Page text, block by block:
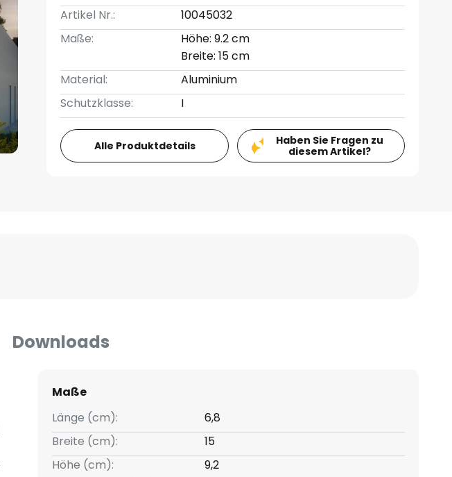
Artikel Nr.:
10045032
Maße:
Höhe: 9.2 cm
Breite: 15 cm
Material:
Aluminium
Schutzklasse:
I
Alle Produktdetails
Haben Sie Fragen zu
diesem Artikel?
Downloads
Maße
Länge (cm):
6,8
Breite (cm):
15
Höhe (cm):
9,2